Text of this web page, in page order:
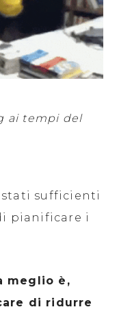
ai tempi del
stati sufficienti
pianificare i
meglio è,
di ridurre